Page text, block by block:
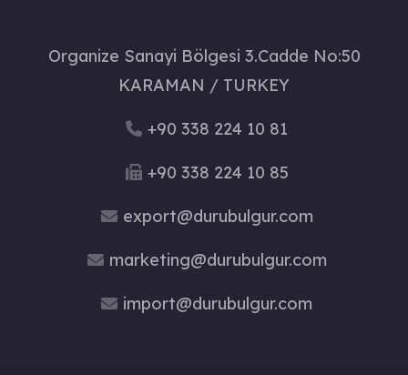
Organize Sanayi Bölgesi 3.Cadde No:50
KARAMAN / TURKEY
+90 338 224 10 81
+90 338 224 10 85
export@durubulgur.com
marketing@durubulgur.com
import@durubulgur.com